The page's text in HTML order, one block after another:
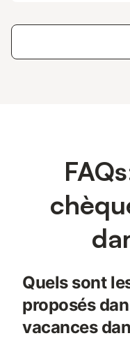
Quels sont
proposés
vacances